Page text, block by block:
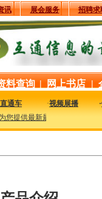
讯 展会服务 招聘求
料查询 | 网上书店 |
通车 ·视频展播 ·
最新最实用的工艺、技术、